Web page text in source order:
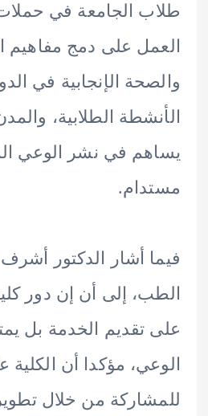
الجامعة في حملات
على دمج مفاهيم
الإنجابية في الدورات
الطلابية، والمدن
في نشر الوعي
أشار الدكتور أشرف شومة
إلى أن إن دور كلية
الخدمة بل يمتد إلى
مؤكدا أن الكلية على أتم
من خلال تطوير